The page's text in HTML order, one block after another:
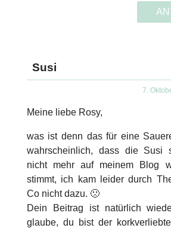
Susi
7.
Meine liebe Rosy,
was ist denn das für eine
wahrscheinlich, dass die Susi
nicht mehr auf meinem Blog
stimmt, ich kam leider durch
Co nicht dazu. 🙁
Dein Beitrag ist natürlich
glaube, du bist der